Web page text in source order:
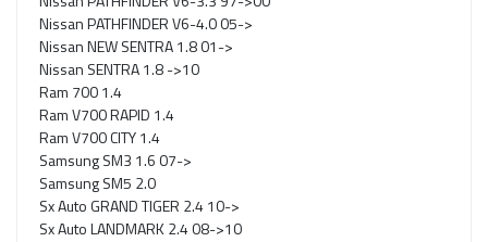
Nissan PATHFINDER V6-4.0 05->
Nissan NEW SENTRA 1.8 01->
Nissan SENTRA 1.8 ->10
Ram 700 1.4
Ram V700 RAPID 1.4
Ram V700 CITY 1.4
Samsung SM3 1.6 07->
Samsung SM5 2.0
Sx Auto GRAND TIGER 2.4 10->
Sx Auto LANDMARK 2.4 08->10